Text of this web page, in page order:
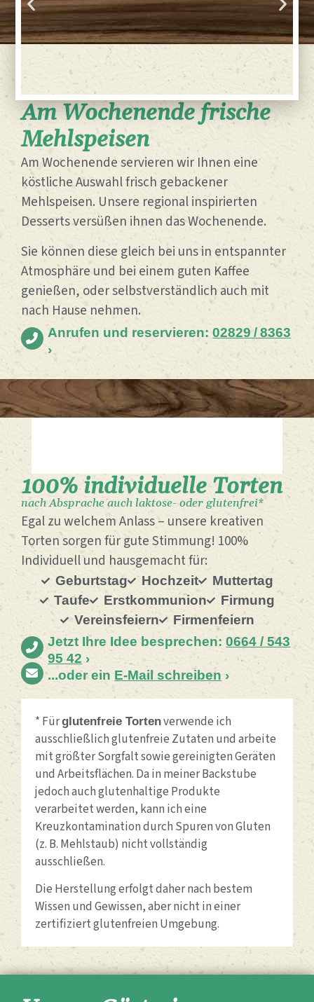
Am Wochenende frische
Mehlspeisen
Am Wochenende servieren wir Ihnen eine
köstliche Auswahl frisch gebackener
Mehlspeisen. Unsere regional inspirierten
Desserts versüßen ihnen das Wochenende.
Sie können diese gleich bei uns in entspannter
Atmosphäre und bei einem guten Kaffee
genießen, oder selbstverständlich auch mit
nach Hause nehmen.
Anrufen und reservieren:02829 / 8363
›
100% individuelle Torten
nach Absprache auch laktose- oder glutenfrei*
Egal zu welchem Anlass – unsere kreativen
Torten sorgen für gute Stimmung! 100%
Individuell und hausgemacht für:
Geburtstag Hochzeit
Muttertag
Taufe
Erstkommunion
Firmung
Vereinsfeiern
Firmenfeiern
Jetzt Ihre Idee besprechen:0664 / 543
95 42 ›
...oder ein E-Mail schreiben ›
* Fürglutenfreie Tortenverwende ich
ausschließlich glutenfreie Zutaten und arbeite
mit größter Sorgfalt sowie gereinigten Geräten
und Arbeitsflächen. Da in meiner Backstube
jedoch auch glutenhaltige Produkte
verarbeitet werden, kann ich eine
Kreuzkontamination durch Spuren von Gluten
(z. B. Mehlstaub) nicht vollständig
ausschließen.
Die Herstellung erfolgt daher nach bestem
Wissen und Gewissen, aber nicht in einer
zertifiziert glutenfreien Umgebung.